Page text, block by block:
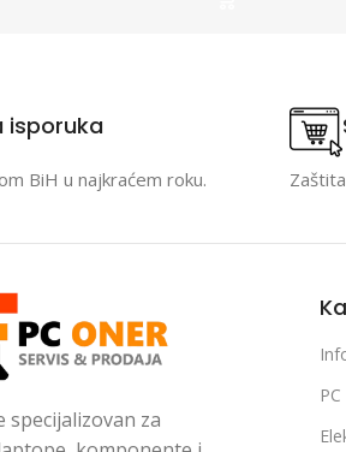
isporuka
BiH u najkraćem roku.
specijalizovan za